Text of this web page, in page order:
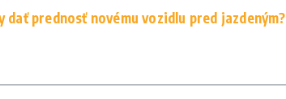
dať prednosť novému vozidlu pred jazdeným?